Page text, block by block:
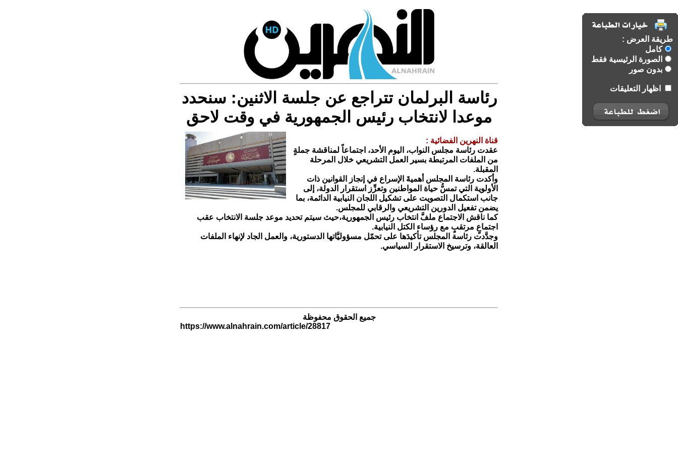
طريقة العرض :
كامل
الصورة الرئيسية فقط
بدون صور
اظهار التعليقات
رئاسة البرلمان تتراجع عن جلسة الاثنين: سنحدد
موعدا لانتخاب رئيس الجمهورية في وقت لاحق
قناة النهرين الفضائية :
عقدت رئاسة مجلس النواب، اليوم الأحد، اجتماعاً لمناقشة جملةٍ
من الملفات المرتبطة بسير العمل التشريعي خلال المرحلة
المقبلة.
وأكدت رئاسة المجلس أهميةَ الإسراع في إنجاز القوانين ذات
الأولوية التي تمسُّ حياة المواطنين وتعزِّز استقرار الدولة، إلى
جانب استكمال التصويت على تشكيل اللجان النيابية الدائمة، بما
يضمن تفعيل الدورين التشريعي والرقابي للمجلس.
كما ناقش الاجتماع ملفَّ انتخاب رئيس الجمهورية،حيث سيتم تحديد موعد جلسة الانتخاب عقب
اجتماعٍ مرتقبٍ مع رؤساء الكتل النيابية.
وجدَّدت رئاسة المجلس تأكيدَها على تحمّل مسؤوليَّاتها الدستورية، والعمل الجاد لإنهاء الملفات
العالقة، وترسيخ الاستقرار السياسي.
جميع الحقوق محفوظة
https://www.alnahrain.com/article/28817